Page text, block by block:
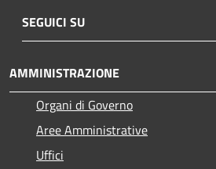
SEGUICI SU
AMMINISTRAZIONE
Organi di Governo
Aree Amministrative
Uffici